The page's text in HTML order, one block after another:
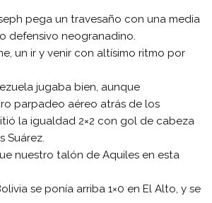
pega un travesaño con una media
defensivo neogranadino.
un ir y venir con altísimo ritmo por
jugaba bien, aunque
parpadeo aéreo atrás de los
la igualdad 2×2 con gol de cabeza
Suárez.
nuestro talón de Aquiles en esta
se ponía arriba 1×0 en El Alto, y se